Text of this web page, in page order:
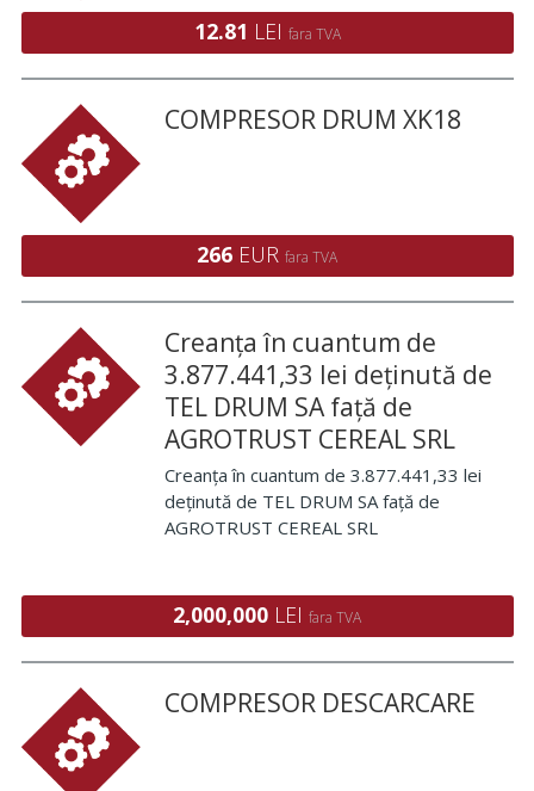
12.81 LEI fara TVA
COMPRESOR DRUM XK18
266 EUR fara TVA
Creanța în cuantum de
3.877.441,33 lei deținută de
TEL DRUM SA față de
AGROTRUST CEREAL SRL
Creanța în cuantum de 3.877.441,33 lei
deținută de TEL DRUM SA față de
AGROTRUST CEREAL SRL
2,000,000 LEI fara TVA
COMPRESOR DESCARCARE